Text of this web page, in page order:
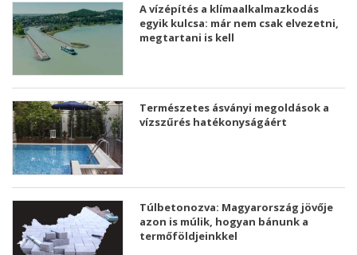
A vízépítés a klímaalkalmazkodás
egyik kulcsa: már nem csak elvezetni,
megtartani is kell
Természetes ásványi megoldások a
vízszűrés hatékonyságáért
Túlbetonozva: Magyarország jövője
azon is múlik, hogyan bánunk a
termőföldjeinkkel